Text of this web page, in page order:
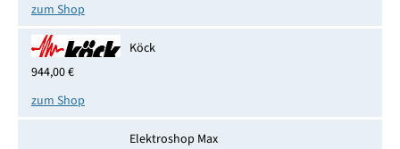
zum Shop
Köck
944,00 €
zum Shop
Elektroshop Max